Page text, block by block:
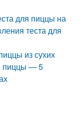
для пиццы на
теста для
из сухих
пиццы — 5